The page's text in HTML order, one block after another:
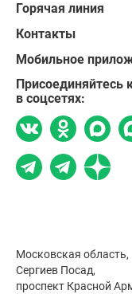
Горячая линия
Контакты
Мобильное
Присоединяйтесь
в соцсетях:
Московская область,
Сергиев Посад,
проспект Красной